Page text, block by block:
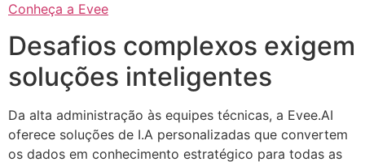
Conheça a Evee
Desafios complexos exigem
soluções inteligentes
Da alta administração às equipes técnicas, a Evee.AI
oferece soluções de I.A personalizadas que convertem
os dados em conhecimento estratégico para todas as